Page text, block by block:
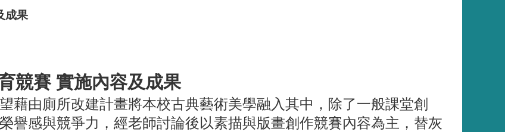
成果
競賽 實施內容及成果
藉由廁所改建計畫將本校古典藝術美學融入其中，除了一般課堂創
譽感與競爭力， 經老師討論後以素描與版畫創作競賽內容為主，替灰